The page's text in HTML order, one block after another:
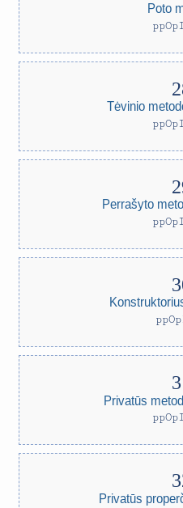
Poto
Tėvinio
Perrašyto
Privatūs
Privatūs